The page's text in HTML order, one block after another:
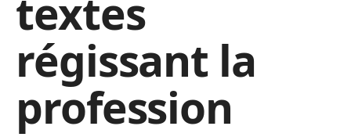
textes
régissant la
profession